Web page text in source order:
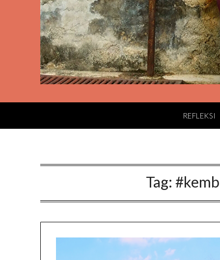
REFLEKSI
Tag: